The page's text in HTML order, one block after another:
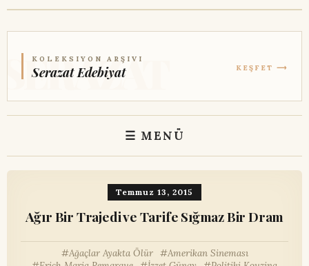
KOLEKSIYON ARŞIVI
Serazat Edebiyat KEŞFET ⟶
☰ MENÜ
Temmuz 13, 2015
Ağır Bir Trajedi ve Tarife Sığmaz Bir Dram
Ağaçlar Ayakta Ölür
Amerikan Sineması